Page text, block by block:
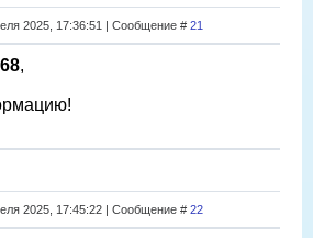
2025, 17:36:51 | Сообщение # 21
,
2025, 17:45:22 | Сообщение # 22